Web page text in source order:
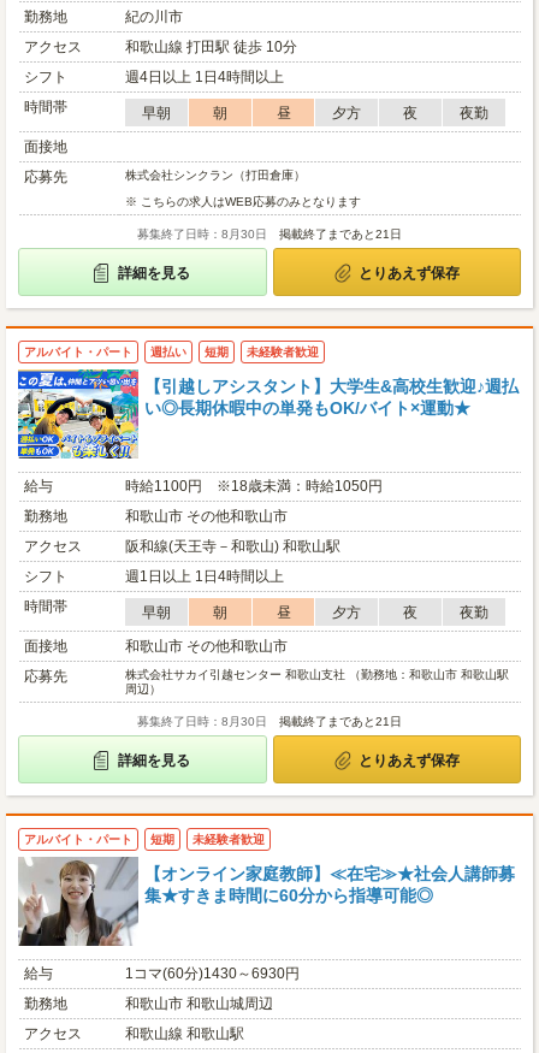
勤務地
紀の川市
アクセス
和歌山線 打田駅 徒歩 10分
シフト
週4日以上 1日4時間以上
時間帯
早朝 朝 昼 夕方 夜
夜勤
面接地
応募先
株式会社シンクラン（打田倉庫）
※ こちらの求人はWEB応募のみとなります
募集終了日時：8月30日 掲載終了まであと21日
詳細を見る とりあえず保存
アルバイト・パート 週払い 短期 未経験者歓迎
【引越しアシスタント】大学生&高校生歓迎♪週払
い◎長期休暇中の単発もOK/バイト×運動★
給与
時給1100円 ※18歳未満：時給1050円
勤務地
和歌山市 その他和歌山市
アクセス
阪和線(天王寺－和歌山) 和歌山駅
シフト
週1日以上 1日4時間以上
時間帯
早朝 朝 昼 夕方 夜
夜勤
面接地
和歌山市 その他和歌山市
応募先
株式会社サカイ引越センター 和歌山支社 （勤務地：和歌山市 和歌山駅
周辺）
募集終了日時：8月30日 掲載終了まであと21日
詳細を見る とりあえず保存
アルバイト・パート 短期 未経験者歓迎
【オンライン家庭教師】≪在宅≫★社会人講師募
集★すきま時間に60分から指導可能◎
給与
1コマ(60分)1430～6930円
勤務地
和歌山市 和歌山城周辺
アクセス
和歌山線 和歌山駅